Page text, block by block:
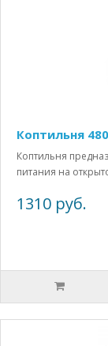
Коптильня
Коптильня
питания на
1310 руб.